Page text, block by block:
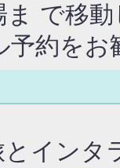
で移
予約をお
ンタラ